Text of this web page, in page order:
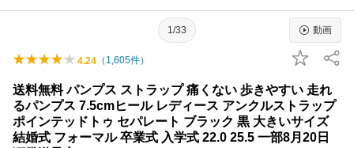
1/33 動画
4.24 （ 1,605件）
送料無料 パンプス ストラップ 痛くない 歩きやすい 走れ
るパンプス 7.5cmヒール レディース アンクルストラップ
ポインテッドトゥ セパレート ブラック 黒 大きいサイズ
結婚式 フォーマル 卒業式 入学式 22.0 25.5 一部8月20日